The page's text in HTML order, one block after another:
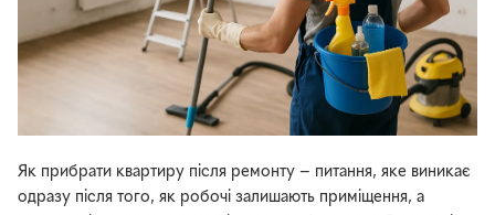
Як прибрати квартиру після ремонту — питання, яке виникає
одразу після того, як робочі залишають приміщення, а